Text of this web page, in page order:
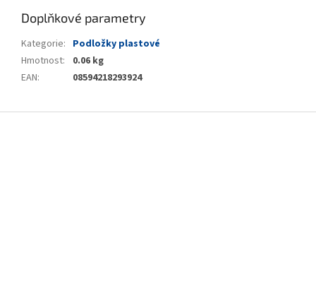
Doplňkové parametry
Kategorie: Podložky plastové
Hmotnost:
0.06 kg
EAN: 08594218293924